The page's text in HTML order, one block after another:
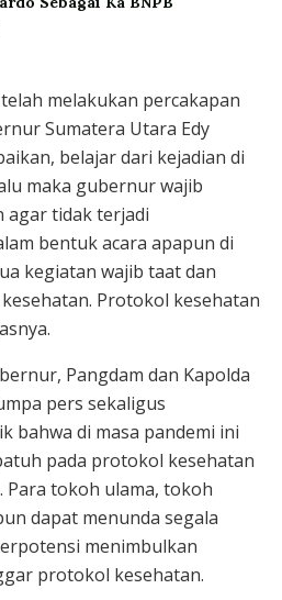
melakukan percakapan
Sumatera Utara Edy
belajar dari kejadian di
maka gubernur wajib
agar tidak terjadi
bentuk acara apapun di
kegiatan wajib taat dan
Protokol kesehatan
Pangdam dan Kapolda
pers sekaligus
bahwa di masa pandemi ini
pada protokol kesehatan
Para tokoh ulama, tokoh
dapat menunda segala
menimbulkan
protokol kesehatan.